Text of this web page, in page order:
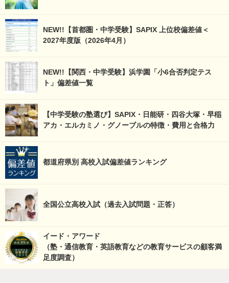
NEW!!【首都圏・中学受験】SAPIX 上位校偏差値＜
2027年度版（2026年4月）
NEW!!【関西・中学受験】浜学園「小6合否判定テス
ト」偏差値一覧
【中学受験の塾選び】SAPIX・日能研・四谷大塚・早稲
アカ・エルカミノ・グノーブルの特徴・費用と合格力
都道府県別 高校入試偏差値ランキング
全国公立高校入試（過去入試問題・正答）
イード・アワード
（塾・通信教育・英語教育などの教育サービスの顧客満
足度調査）